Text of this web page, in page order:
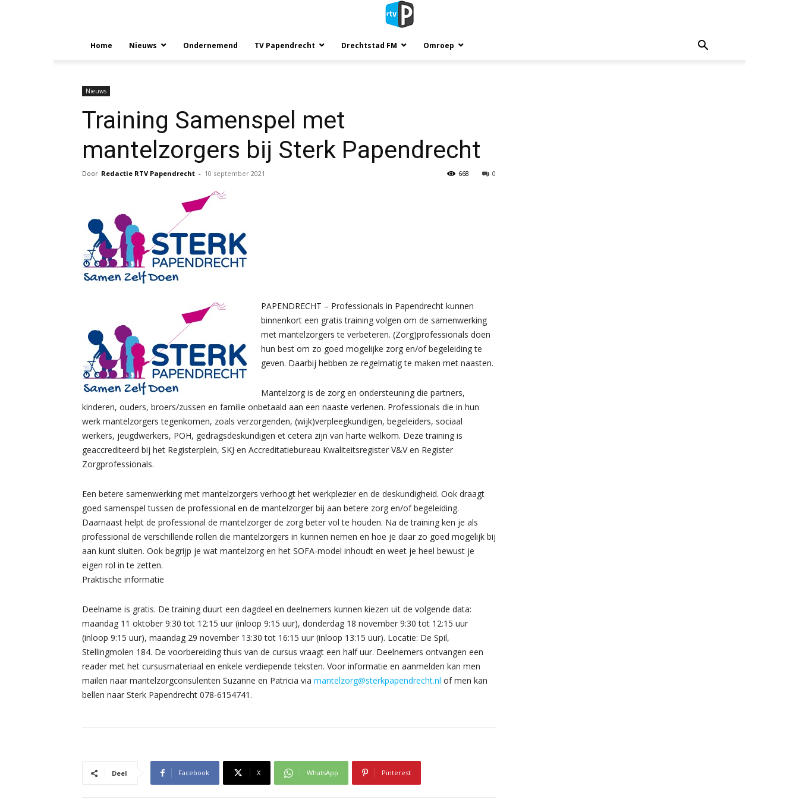
Home Nieuws Ondernemend TV Papendrecht Drechtstad FM Omroep
Nieuws
Training Samenspel met
mantelzorgers bij Sterk Papendrecht
Door Redactie RTV Papendrecht - 10 september 2021 0
668
PAPENDRECHT – Professionals in Papendrecht kunnen
binnenkort een gratis training volgen om de samenwerking
met mantelzorgers te verbeteren. (Zorg)professionals doen
hun best om zo goed mogelijke zorg en/of begeleiding te
geven. Daarbij hebben ze regelmatig te maken met naasten.
Mantelzorg is de zorg en ondersteuning die partners,
kinderen, ouders, broers/zussen en familie onbetaald aan een naaste verlenen. Professionals die in hun
werk mantelzorgers tegenkomen, zoals verzorgenden, (wijk)verpleegkundigen, begeleiders, sociaal
werkers, jeugdwerkers, POH, gedragsdeskundigen et cetera zijn van harte welkom. Deze training is
geaccrediteerd bij het Registerplein, SKJ en Accreditatiebureau Kwaliteitsregister V&V en Register
Zorgprofessionals.
Een betere samenwerking met mantelzorgers verhoogt het werkplezier en de deskundigheid. Ook draagt
goed samenspel tussen de professional en de mantelzorger bij aan betere zorg en/of begeleiding.
Daarnaast helpt de professional de mantelzorger de zorg beter vol te houden. Na de training ken je als
professional de verschillende rollen die mantelzorgers in kunnen nemen en hoe je daar zo goed mogelijk bij
aan kunt sluiten. Ook begrijp je wat mantelzorg en het SOFA-model inhoudt en weet je heel bewust je
eigen rol in te zetten.
Praktische informatie
Deelname is gratis. De training duurt een dagdeel en deelnemers kunnen kiezen uit de volgende data:
maandag 11 oktober 9:30 tot 12:15 uur (inloop 9:15 uur), donderdag 18 november 9:30 tot 12:15 uur
(inloop 9:15 uur), maandag 29 november 13:30 tot 16:15 uur (inloop 13:15 uur). Locatie: De Spil,
Stellingmolen 184. De voorbereiding thuis van de cursus vraagt een half uur. Deelnemers ontvangen een
reader met het cursusmateriaal en enkele verdiepende teksten. Voor informatie en aanmelden kan men
mailen naar mantelzorgconsulenten Suzanne en Patricia via mantelzorg@sterkpapendrecht.nl of men kan
bellen naar Sterk Papendrecht 078-6154741.
Deel Facebook X WhatsApp Pinterest